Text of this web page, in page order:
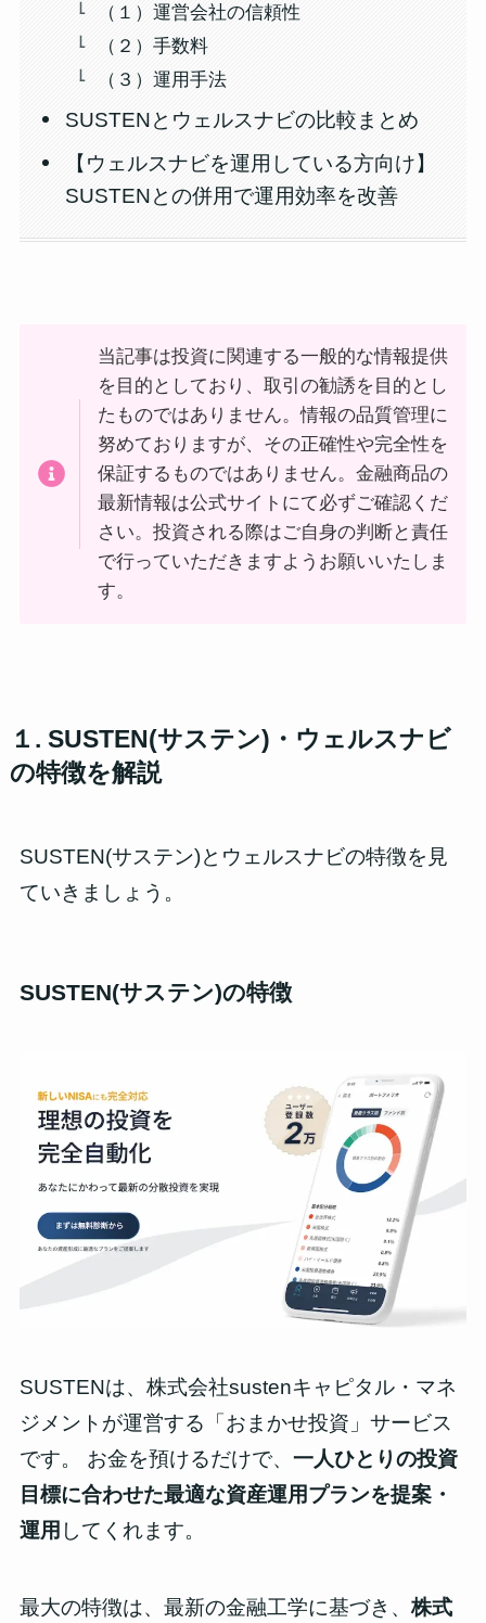
（１）運営会社の信頼性
（２）手数料
（３）運用手法
SUSTENとウェルスナビの比較まとめ
【ウェルスナビを運用している方向け】
SUSTENとの併用で運用効率を改善
当記事は投資に関連する一般的な情報提供
を目的としており、取引の勧誘を目的とし
たものではありません。情報の品質管理に
努めておりますが、その正確性や完全性を
保証するものではありません。金融商品の
最新情報は公式サイトにて必ずご確認くだ
さい。投資される際はご自身の判断と責任
で行っていただきますようお願いいたしま
す。
１. SUSTEN(サステン)・ウェルスナビ
の特徴を解説
SUSTEN(サステン)とウェルスナビの特徴を見
ていきましょう。
SUSTEN(サステン)の特徴
SUSTENは、株式会社sustenキャピタル・マネ
ジメントが運営する「おまかせ投資」サービス
です。 お金を預けるだけで、 一人ひとりの投資
目標に合わせた最適な資産運用プランを提案・
運用 してくれます。
最大の特徴は、最新の金融工学に基づき、株式